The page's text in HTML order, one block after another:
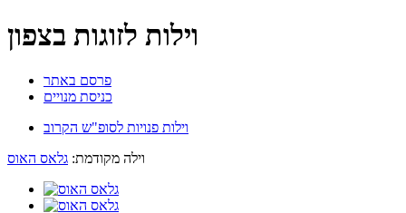
וילות לזוגות בצפון
פרסם באתר
כניסת מנויים
וילות פנויות לסופ"ש הקרוב
וילה מקודמת: גלאס האוס